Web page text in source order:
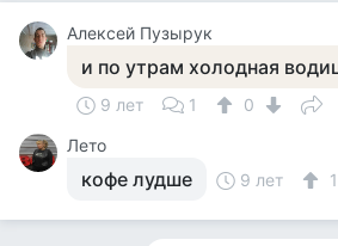
Алексей Пузырук
и по утрам холодная
9 лет 1
0
Лето
кофе лудше 9 лет 1